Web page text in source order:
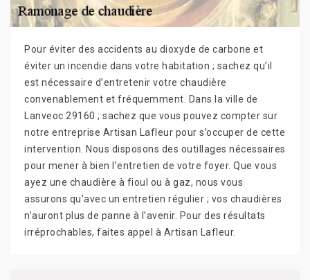
Pour éviter des accidents au dioxyde de carbone et
éviter un incendie dans votre habitation ; sachez qu’il
est nécessaire d’entretenir votre chaudière
convenablement et fréquemment. Dans la ville de
Lanveoc 29160 ; sachez que vous pouvez compter sur
notre entreprise Artisan Lafleur pour s’occuper de cette
intervention. Nous disposons des outillages nécessaires
pour mener à bien l’entretien de votre foyer. Que vous
ayez une chaudière à fioul ou à gaz, nous vous
assurons qu’avec un entretien régulier ; vos chaudières
n’auront plus de panne à l’avenir. Pour des résultats
irréprochables, faites appel à Artisan Lafleur.